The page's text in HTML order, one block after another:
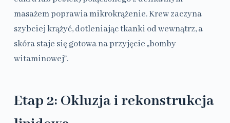
masażem poprawia mikrokrążenie. Krew zaczyna
szybciej krążyć, dotleniając tkanki od wewnątrz, a
skóra staje się gotowa na przyjęcie „bomby
witaminowej”.
Etap 2: Okluzja i rekonstrukcja